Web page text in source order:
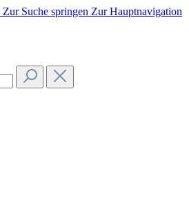
Zur Suche springen Zur Hauptnavigation